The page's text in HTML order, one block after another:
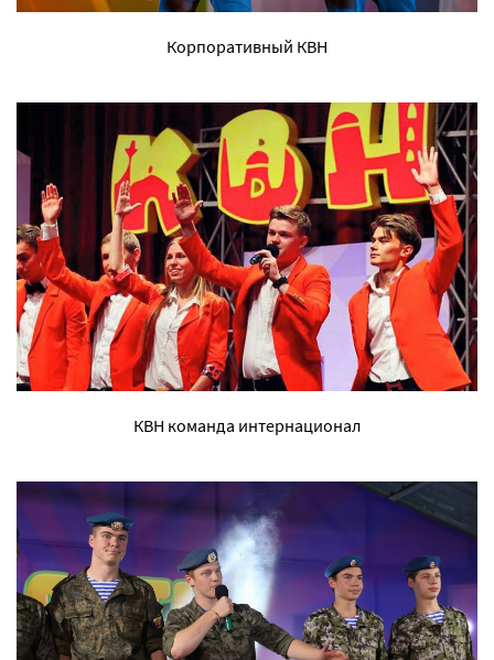
Корпоративный КВН
КВН команда интернационал